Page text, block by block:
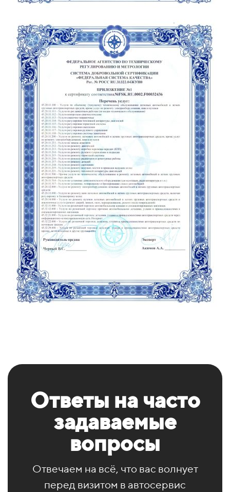
Ответы на часто
задаваемые
вопросы
Отвечаем на всё, что вас волнует
перед визитом в автосервис